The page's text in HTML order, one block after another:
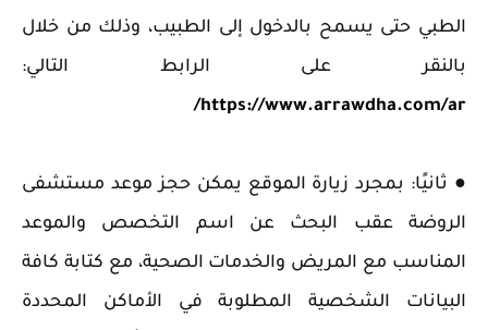
الطبي حتى يسمح بالدخول إلى الطبيب، وذلك من خلال
بالنقر على الرابط التالي:
https://www.arrawdha.com/ar/
● ثانيًا: بمجرد زيارة الموقع يمكن حجز موعد مستشفى
الروضة عقب البحث عن اسم التخصص والموعد
المناسب مع المريض والخدمات الصحية، مع كتابة كافة
البيانات الشخصية المطلوبة في الأماكن المحددة